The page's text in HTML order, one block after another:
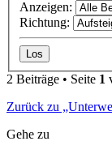
Anzeigen:
Richtung:
2 Beiträge • Seite 1
Zurück zu
Gehe zu